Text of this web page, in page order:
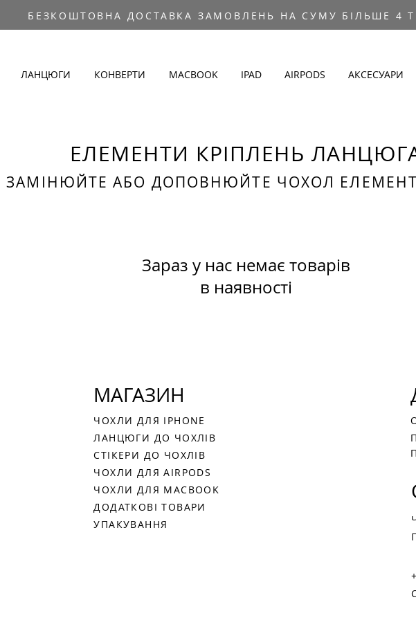
БЕЗКОШТОВНА ДОСТАВКА ЗАМОВЛЕНЬ НА СУМУ БІЛЬШЕ 4
ЛАНЦЮГИ КОНВЕРТИ MACBOOK IPAD AIRPODS АКСЕСУАРИ
ЕЛЕМЕНТИ КРІПЛЕНЬ
ЗАМІНЮЙТЕ АБО ДОПОВНЮЙТЕ ЧОХОЛ
Зараз у нас немає товарів
в наявності
МАГАЗИН
ЧОХЛИ ДЛЯ IPHONE
ЛАНЦЮГИ ДО ЧОХЛІВ
СТІКЕРИ ДО ЧОХЛІВ
ЧОХЛИ ДЛЯ AIRPODS
ЧОХЛИ ДЛЯ MACBOOK
ДОДАТКОВІ ТОВАРИ
УПАКУВАННЯ